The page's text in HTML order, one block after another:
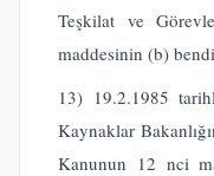
Teşkilat ve
maddesinin (b)
13) 19.2.1985
Kaynaklar
Kanunun 12 nci